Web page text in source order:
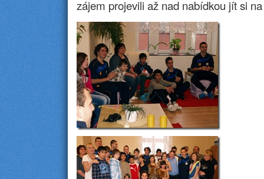
zájem projevili až nad nabídkou jít si